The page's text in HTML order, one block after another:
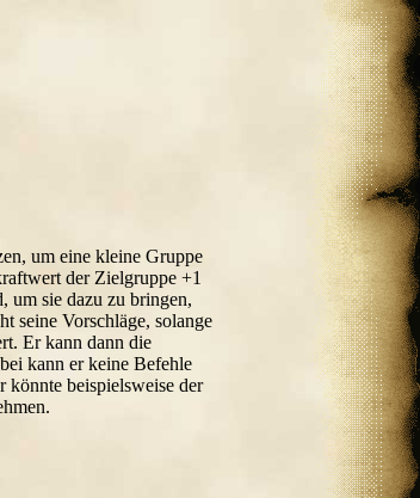
um eine kleine Gruppe
der Zielgruppe +1
um sie dazu zu bringen,
seine Vorschläge, solange
Er kann dann die
kann er keine Befehle
könnte beispielsweise der